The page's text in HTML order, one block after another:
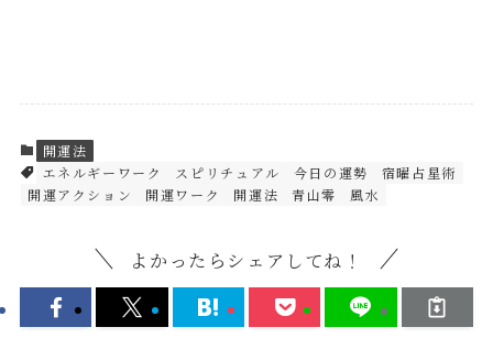
開運法
エネルギーワーク
スピリチュアル 今日の運勢
宿曜占星術
開運アクション
開運ワーク 開運法 青山零 風水
よかったらシェアしてね！